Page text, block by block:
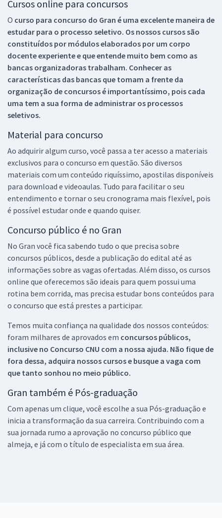
Cursos online para concursos
O curso para concurso do Gran é uma excelente maneira de
estudar para o processo seletivo. Os nossos cursos são
constituídos por módulos elaborados por um corpo
docente experiente e que entende muito bem como as
bancas organizadoras trabalham. Conhecer as
características das bancas que tomam a frente da
organização de concursos é importantíssimo, pois cada
uma tem a sua forma de administrar os processos
seletivos.
Material para concurso
Ao adquirir algum curso, você passa a ter acesso a materiais
exclusivos para o concurso em questão. São diversos
materiais com um conteúdo riquíssimo, apostilas disponíveis
para download e videoaulas. Tudo para facilitar o seu
entendimento e tornar o seu cronograma mais flexível, pois
é possível estudar onde e quando quiser.
Concurso público é no Gran
No Gran você fica sabendo tudo o que precisa sobre
concursos públicos, desde a publicação do edital até as
informações sobre as vagas ofertadas. Além disso, os cursos
online que oferecemos são ideais para quem possui uma
rotina bem corrida, mas precisa estudar bons conteúdos para
o concurso que está prestes a participar.
Temos muita confiança na qualidade dos nossos conteúdos:
foram milhares de aprovados em concursos públicos,
inclusive no Concurso CNU com a nossa ajuda. Não fique de
fora dessa, adquira nossos cursos e busque a vaga com
que tanto sonhou no meio público.
Gran também é Pós-graduação
Com apenas um clique, você escolhe a sua Pós-graduação e
inicia a transformação da sua carreira. Contribuindo com a
sua jornada rumo a aprovação no concurso público que
almeja, e já com o título de especialista em sua área.